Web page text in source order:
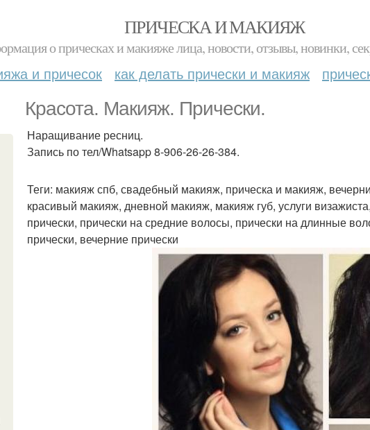
ПРИЧЕСКА И МАКИЯЖ
о прическах и макияже лица, новости, отзывы, новинки,
и причесок как делать прически и макияж
Красота. Макияж. Прически.
Наращивание ресниц.
Запись по тел/Whatsapp 8-906-26-26-384.
Теги: макияж спб, свадебный макияж, прическа и макияж,
красивый макияж, дневной макияж, макияж губ, услуги
прически, прически на средние волосы, прически на длинные
прически, вечерние прически